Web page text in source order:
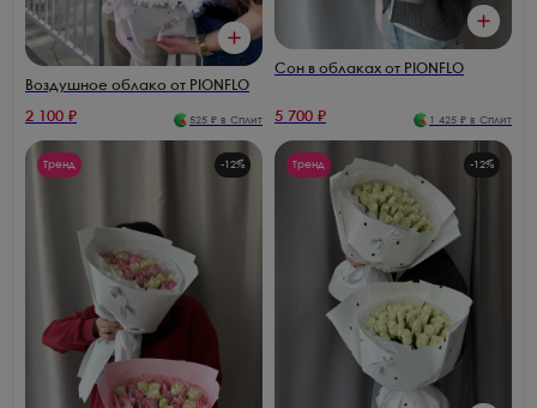
Воздушное облако от PIONFLO
2 100 ₽ 525 ₽ в Сплит
Сон в облаках от PIONFLO
5 700 ₽ 1 425 ₽ в Сплит
Тренд -12% Тренд -12%